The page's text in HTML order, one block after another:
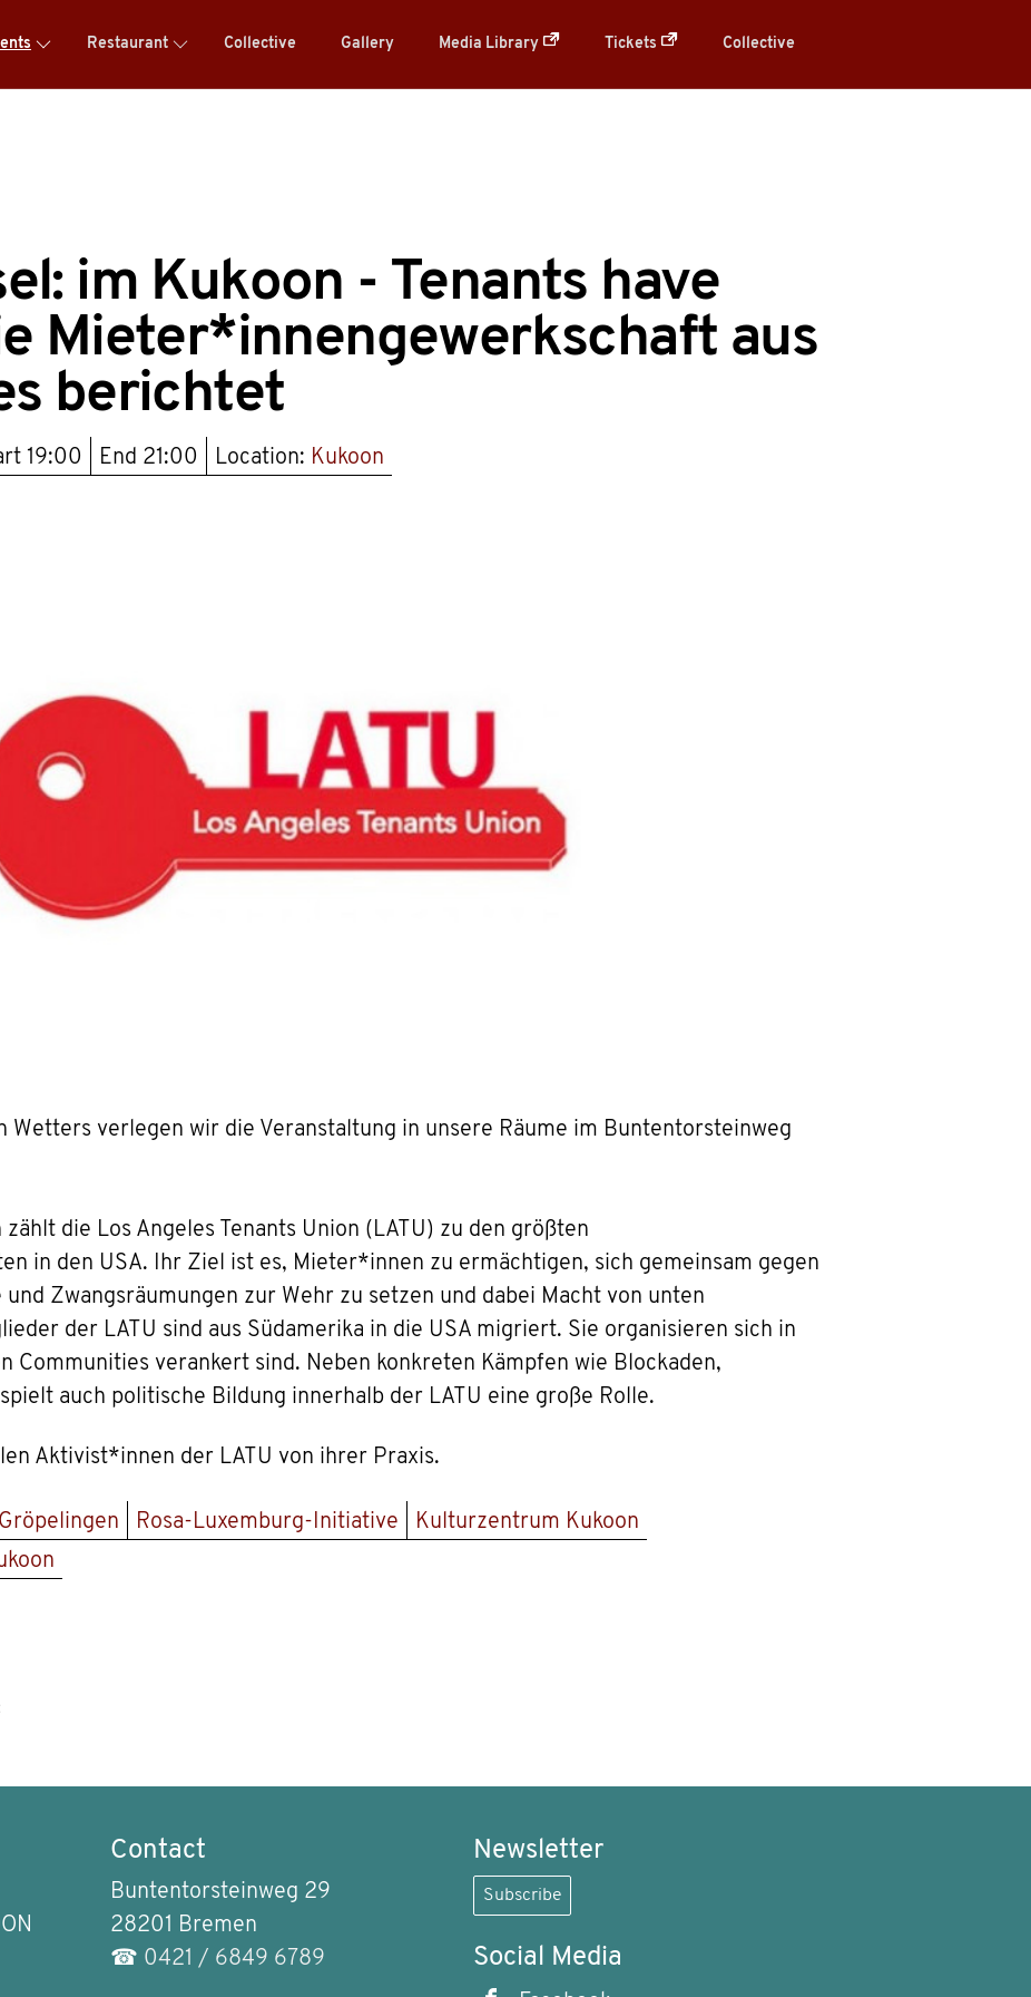
Restaurant Collective Gallery Media Library Tickets Collective
im Kukoon - Tenants have
Mieter*innengewerkschaft aus
berichtet
19:00 End 21:00 Location: Kukoon
Wetters verlegen wir die Veranstaltung in unsere Räume im Buntentorsteinweg
die Los Angeles Tenants Union (LATU) zu den größten
in den USA. Ihr Ziel ist es, Mieter*innen zu ermächtigen, sich gemeinsam gegen
Zwangsräumungen zur Wehr zu setzen und dabei Macht von unten
der LATU sind aus Südamerika in die USA migriert. Sie organisieren sich in
Communities verankert sind. Neben konkreten Kämpfen wie Blockaden,
auch politische Bildung innerhalb der LATU eine große Rolle.
Aktivist*innen der LATU von ihrer Praxis.
Rosa-Luxemburg-Initiative
Kulturzentrum Kukoon
Contact
Buntentorsteinweg 29
28201 Bremen
☎ 0421 / 6849 6789
Newsletter
Subscribe
Social Media